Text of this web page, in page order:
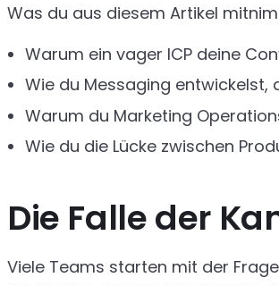
Was du aus diesem Artikel
Warum ein vager ICP deine
Wie du Messaging entwickelst,
Warum du Marketing
Wie du die Lücke zwischen
Die Falle der
Viele Teams starten mit der